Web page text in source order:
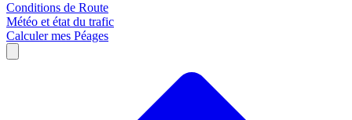
Conditions de Route
Météo et état du trafic
Calculer mes Péages